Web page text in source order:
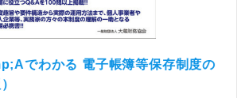
でわかる 電子帳簿等保存制度の